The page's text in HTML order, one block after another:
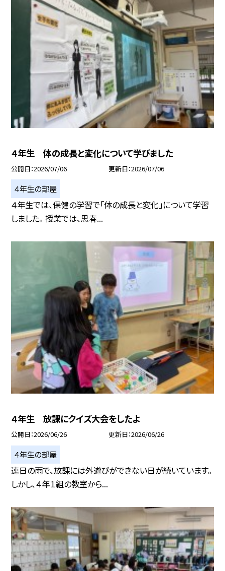
４年生 体の成長と変化について学びました
公開日 2026/07/06 更新日 2026/07/06
４年生の部屋
４年生では、保健の学習で「体の成長と変化」について学習
しました。 授業では、思春...
４年生 放課にクイズ大会をしたよ
公開日 2026/06/26 更新日 2026/06/26
４年生の部屋
連日の雨で、放課には外遊びができない日が続いています。
しかし、４年１組の教室から...